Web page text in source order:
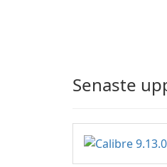
Senaste